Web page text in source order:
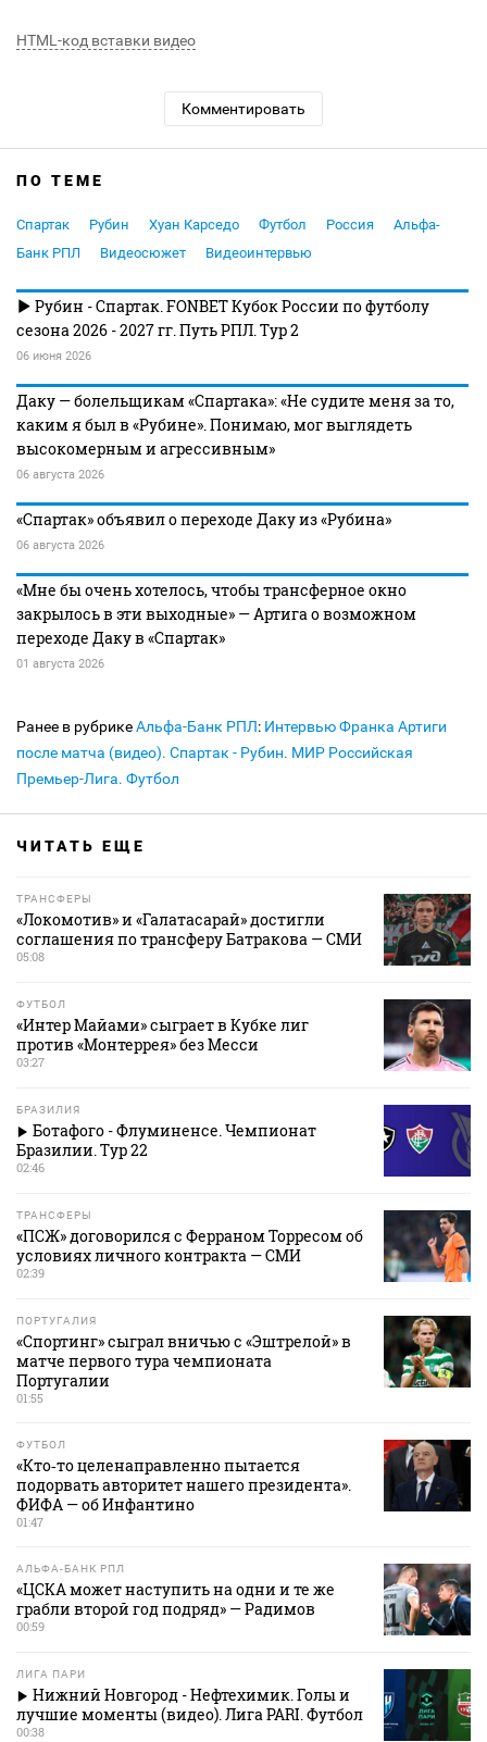
HTML-код вставки видео
Комментировать
ПО ТЕМЕ
Спартак Рубин Хуан Карседо Футбол Россия
Альфа-
Банк РПЛ
Видеосюжет Видеоинтервью
Рубин - Спартак. FONBET Кубок России по футболу
сезона 2026 - 2027 гг. Путь РПЛ. Тур 2
06 июня 2026
Даку — болельщикам «Спартака»: «Не судите меня за то,
каким я был в «Рубине». Понимаю, мог выглядеть
высокомерным и агрессивным»
06 августа 2026
«Спартак» объявил о переходе Даку из «Рубина»
06 августа 2026
«Мне бы очень хотелось, чтобы трансферное окно
закрылось в эти выходные» — Артига о возможном
переходе Даку в «Спартак»
01 августа 2026
Ранее в рубрикеАльфа-Банк РПЛ: Интервью Франка Артиги
после матча (видео). Спартак - Рубин. МИР Российская
Премьер-Лига. Футбол
ЧИТАТЬ ЕЩЕ
ТРАНСФЕРЫ
«Локомотив» и «Галатасарай» достигли
соглашения по трансферу Батракова — СМИ
05:08
ФУТБОЛ
«Интер Майами» сыграет в Кубке лиг
против «Монтеррея» без Месси
03:27
БРАЗИЛИЯ
Ботафого - Флуминенсе. Чемпионат
Бразилии. Тур 22
02:46
ТРАНСФЕРЫ
«ПСЖ» договорился с Ферраном Торресом об
условиях личного контракта — СМИ
02:39
ПОРТУГАЛИЯ
«Спортинг» сыграл вничью с «Эштрелой» в
матче первого тура чемпионата
Португалии
01:55
ФУТБОЛ
«Кто‑то целенаправленно пытается
подорвать авторитет нашего президента».
ФИФА — об Инфантино
01:47
АЛЬФА-БАНК РПЛ
«ЦСКА может наступить на одни и те же
грабли второй год подряд» — Радимов
00:59
ЛИГА ПАРИ
Нижний Новгород - Нефтехимик. Голы и
лучшие моменты (видео). Лига PARI. Футбол
00:38